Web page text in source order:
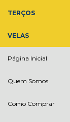
TERÇOS
VELAS
Página Inicial
Quem Somos
Como Comprar